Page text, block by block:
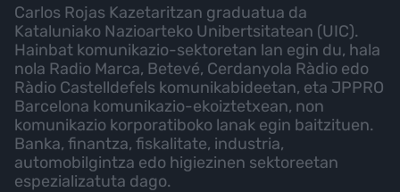
Carlos Rojas Kazetaritzan graduatua da
Kataluniako Nazioarteko Unibertsitatean (UIC).
Hainbat komunikazio-sektoretan lan egin du, hala
nola Radio Marca, Betevé, Cerdanyola Ràdio edo
Ràdio Castelldefels komunikabideetan, eta JPPRO
Barcelona komunikazio-ekoiztetxean, non
komunikazio korporatiboko lanak egin baitzituen.
Banka, finantza, fiskalitate, industria,
automobilgintza edo higiezinen sektoreetan
espezializatuta dago.